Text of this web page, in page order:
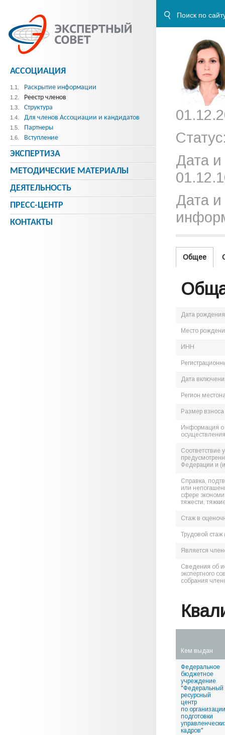
Дата
Дата и
Общее
Дата рождения
Место
ИНН
Дата
Регион
Размер
Информация о
Соответствие
Федерации и
Справка,
или
сфере
тяжести,
Стаж в
Трудовой стаж
Является
Сведения об
экспертного
собрания
Кем выдан
Федеральное
бюджетное
учреждение
"Федеральный
ресурсный
центр
по организации
подготовки
кадров"
АССОЦИАЦИЯ
1.1. Раскрытие информации
1.2. Реестр членов
1.3. Структура
1.4. Для членов Ассоциации и кандидатов
1.5. Партнеры
1.6. Вступление
ЭКСПЕРТИЗА
МЕТОДИЧЕСКИE МАТЕРИАЛЫ
ДЕЯТЕЛЬНОСТЬ
ПРЕСС-ЦЕНТР
КОНТАКТЫ